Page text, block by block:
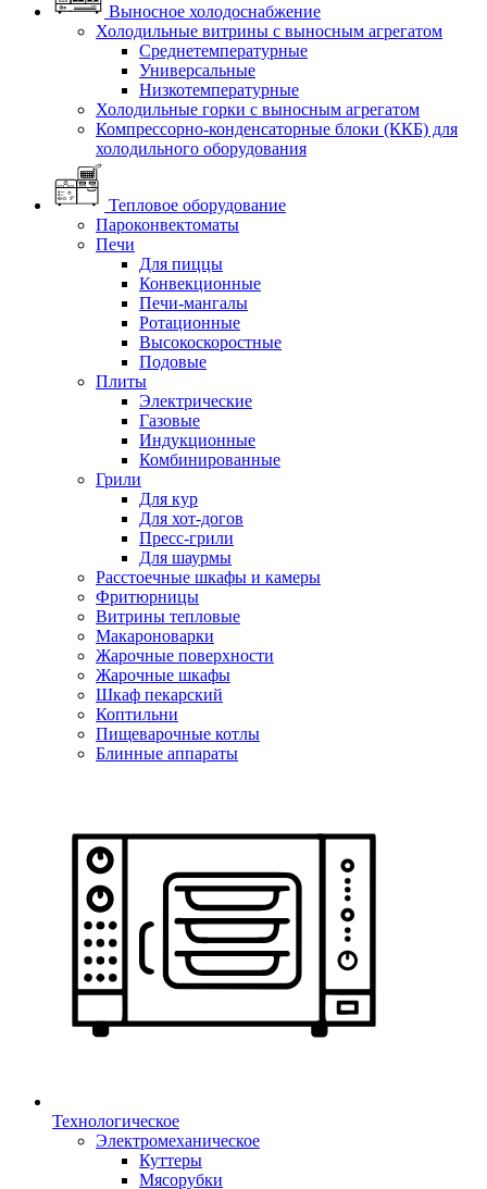
Выносное холодоснабжение
Холодильные витрины с выносным агрегатом
Среднетемпературные
Универсальные
Низкотемпературные
Холодильные горки с выносным агрегатом
Компрессорно-конденсаторные блоки (ККБ) для
холодильного оборудования
Тепловое оборудование
Пароконвектоматы
Печи
Для пиццы
Конвекционные
Печи-мангалы
Ротационные
Высокоскоростные
Подовые
Плиты
Электрические
Газовые
Индукционные
Комбинированные
Грили
Для кур
Для хот-догов
Пресс-грили
Для шаурмы
Расстоечные шкафы и камеры
Фритюрницы
Витрины тепловые
Макароноварки
Жарочные поверхности
Жарочные шкафы
Шкаф пекарский
Коптильни
Пищеварочные котлы
Блинные аппараты
Технологическое
Электромеханическое
Куттеры
Мясорубки